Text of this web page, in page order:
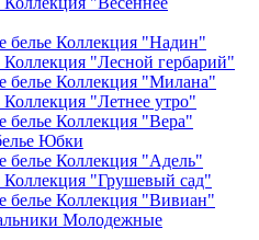
белье Коллекция "Надин"
"Лесной гербарий"
белье Коллекция "Милана"
"Летнее утро"
белье Коллекция "Вера"
Юбки
белье Коллекция "Адель"
"Грушевый сад"
белье Коллекция "Вивиан"
Молодежные